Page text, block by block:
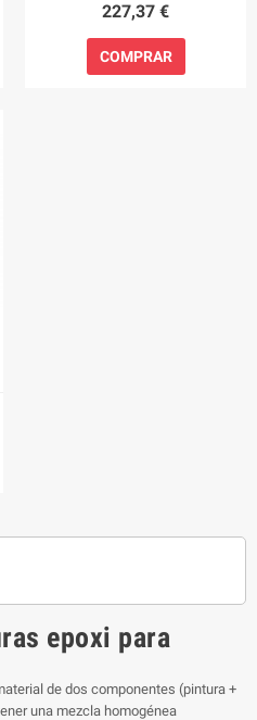
227,37 €
COMPRAR
epoxi para
de dos componentes (pintura +
una mezcla homogénea